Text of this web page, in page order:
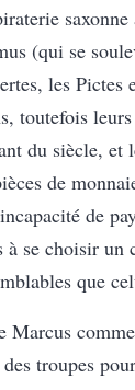
(qui se
les
toutefois
du siècle, et
de
de
à se choisir
que
troupes